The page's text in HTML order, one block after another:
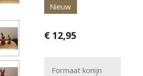
Nieuw
€ 12,95
Formaat konijn